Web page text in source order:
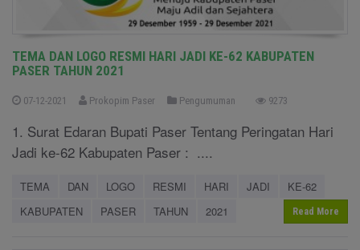
TEMA DAN LOGO RESMI HARI JADI KE-62 KABUPATEN
PASER TAHUN 2021
07-12-2021 Prokopim Paser Pengumuman 9273
1. Surat Edaran Bupati Paser Tentang Peringatan Hari
Jadi ke-62 Kabupaten Paser : ....
TEMA DAN LOGO RESMI HARI JADI
KE-62
KABUPATEN
PASER TAHUN 2021 Read More